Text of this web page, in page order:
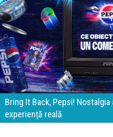
Brandurile nu mai
prin apartenență